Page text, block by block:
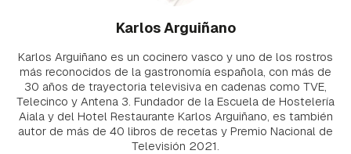
Karlos Arguiñano
Karlos Arguiñano es un cocinero vasco y uno de los rostros
más reconocidos de la gastronomía española, con más de
30 años de trayectoria televisiva en cadenas como TVE,
Telecinco y Antena 3. Fundador de la Escuela de Hostelería
Aiala y del Hotel Restaurante Karlos Arguiñano, es también
autor de más de 40 libros de recetas y Premio Nacional de
Televisión 2021.